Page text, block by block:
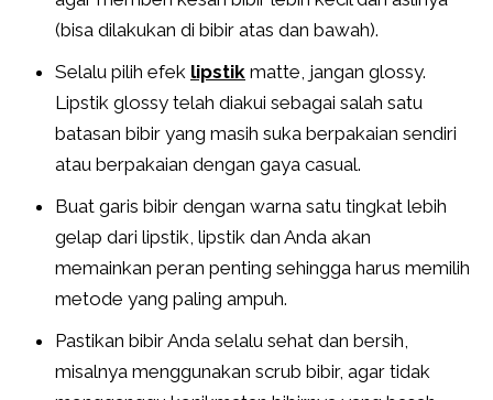
(bisa dilakukan di bibir atas dan bawah).
Selalu pilih efek lipstik matte, jangan glossy.
Lipstik glossy telah diakui sebagai salah satu
batasan bibir yang masih suka berpakaian sendiri
atau berpakaian dengan gaya casual.
Buat garis bibir dengan warna satu tingkat lebih
gelap dari lipstik, lipstik dan Anda akan
memainkan peran penting sehingga harus memilih
metode yang paling ampuh.
Pastikan bibir Anda selalu sehat dan bersih,
misalnya menggunakan scrub bibir, agar tidak